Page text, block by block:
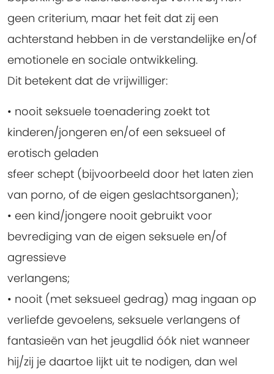
geen criterium, maar het feit dat zij een
achterstand hebben in de verstandelijke en/of
emotionele en sociale ontwikkeling.
Dit betekent dat de vrijwilliger:
• nooit seksuele toenadering zoekt tot
kinderen/jongeren en/of een seksueel of
erotisch geladen
sfeer schept (bijvoorbeeld door het laten zien
van porno, of de eigen geslachtsorganen);
• een kind/jongere nooit gebruikt voor
bevrediging van de eigen seksuele en/of
agressieve
verlangens;
• nooit (met seksueel gedrag) mag ingaan op
verliefde gevoelens, seksuele verlangens of
fantasieën van het jeugdlid óók niet wanneer
hij/zij je daartoe lijkt uit te nodigen, dan wel